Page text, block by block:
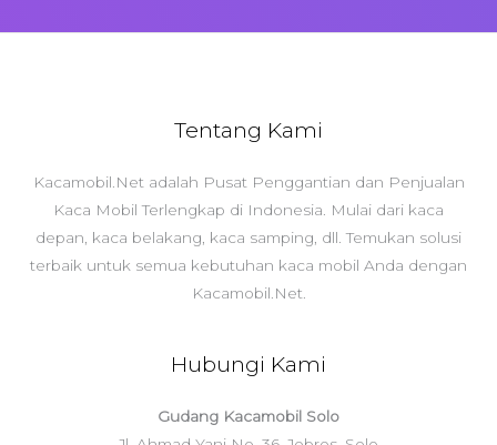
Tentang Kami
Kacamobil.Net adalah Pusat Penggantian dan Penjualan
Kaca Mobil Terlengkap di Indonesia. Mulai dari kaca
depan, kaca belakang, kaca samping, dll. Temukan solusi
terbaik untuk semua kebutuhan kaca mobil Anda dengan
Kacamobil.Net.
Hubungi Kami
Gudang Kacamobil Solo